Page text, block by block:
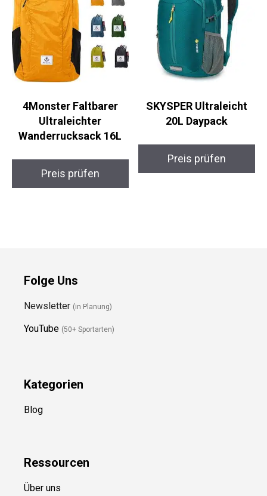
4Monster Faltbarer
Ultraleichter
Wanderrucksack 16L
Preis prüfen
SKYSPER Ultraleicht
20L Daypack
Preis prüfen
Folge Uns
Newsletter (in Planung)
YouTube (50+ Sportarten)
Kategorien
Blog
Ressourcen
Über uns